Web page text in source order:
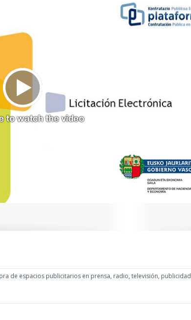
de espacios publicitarios en prensa, radio, televisión, publicidad